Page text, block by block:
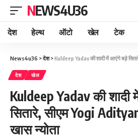
NEWS4U36
देश हेल्थ ऑटो खेल टेक
News4u36 >देश>Kuldeep Yadav की शादी में आएंगे बड़े सितारे,
देश खेल
Kuldeep Yadav की
सितारे, सीएम Yogi
खास न्योता